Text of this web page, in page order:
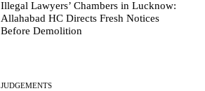
Illegal Lawyers’ Chambers in Lucknow:
Allahabad HC Directs Fresh Notices
Before Demolition
JUDGEMENTS